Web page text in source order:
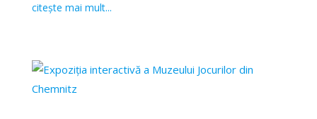
citește mai mult...